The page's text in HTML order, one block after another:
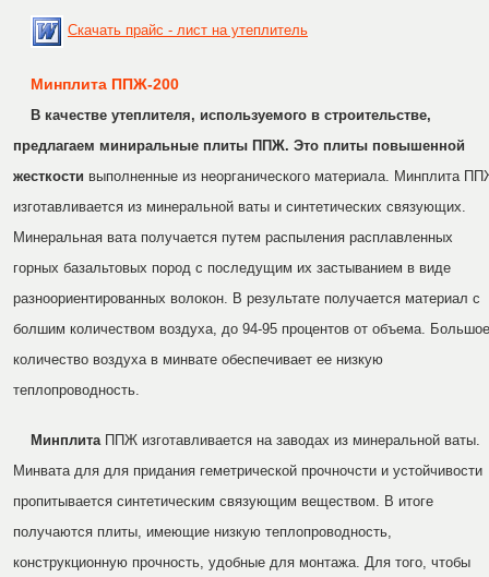
Скачать прайс - лист на утеплитель
Минплита ППЖ-200
В качестве утеплителя, используемого в строительстве,
предлагаем миниральные плиты ППЖ. Это плиты повышенной
жесткости выполненные из неорганического материала. Минплита
изготавливается из минеральной ваты и синтетических связующих.
Минеральная вата получается путем распыления расплавленных
горных базальтовых пород с последущим их застыванием в виде
разноориентированных волокон. В результате получается материал с
болшим количеством воздуха, до 94-95 процентов от объема. Большое
количество воздуха в минвате обеспечивает ее низкую
теплопроводность.
МинплитаППЖ изготавливается на заводах из минеральной ваты.
Минвата для для придания геметрической прочночсти и устойчивости
пропитывается синтетическим связующим веществом. В итоге
получаются плиты, имеющие низкую теплопроводность,
конструкционную прочность, удобные для монтажа. Для того, чтобы